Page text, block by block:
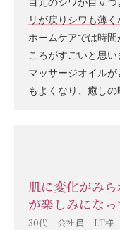
目元のシワが目立
リが戻りシワも薄く
ホームケアでは時
ころがすごいと思い
マッサージオイル
もよくなり、癒しの
肌に変化がみ
が楽しみにな
30代 会社員 I.T様